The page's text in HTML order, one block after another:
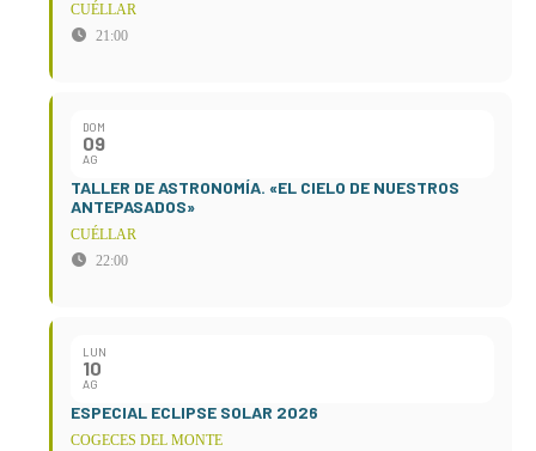
CUÉLLAR
21:00
DOM
09
AG
TALLER DE ASTRONOMÍA. «EL CIELO DE NUESTROS
ANTEPASADOS»
CUÉLLAR
22:00
LUN
10
AG
ESPECIAL ECLIPSE SOLAR 2026
COGECES DEL MONTE